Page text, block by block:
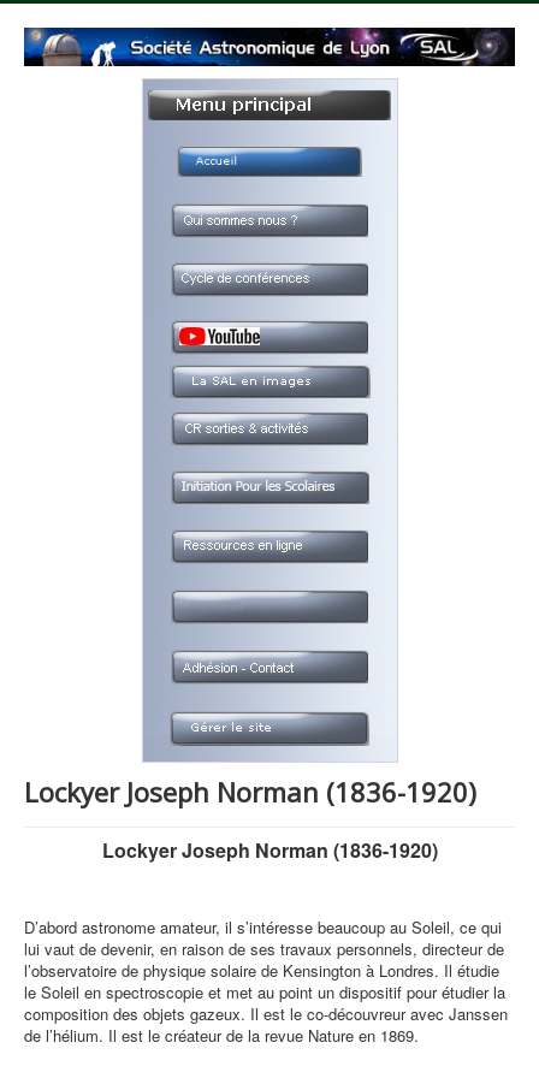
Lockyer Joseph Norman (1836-1920)
Lockyer Joseph Norman (1836-1920)
D’abord astronome amateur, il s’intéresse beaucoup au Soleil, ce qui
lui vaut de devenir, en raison de ses travaux personnels, directeur de
l’observatoire de physique solaire de Kensington à Londres. Il étudie
le Soleil en spectroscopie et met au point un dispositif pour étudier la
composition des objets gazeux. Il est le co-découvreur avec Janssen
de l’hélium. Il est le créateur de la revue Nature en 1869.